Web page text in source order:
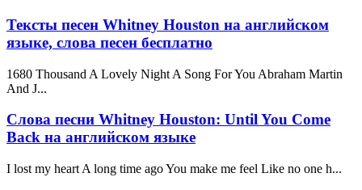
Тексты песен Whitney Houston на английском
языке, слова песен бесплатно
1680 Thousand A Lovely Night A Song For You Abraham Martin
And J...
Слова песни Whitney Houston: Until You Come
Back на английском языке
I lost my heart A long time ago You make me feel Like no one h...